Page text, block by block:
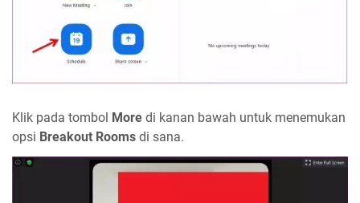
Klik pada tombol More di kanan bawah untuk menemukan
opsi Breakout Rooms di sana.